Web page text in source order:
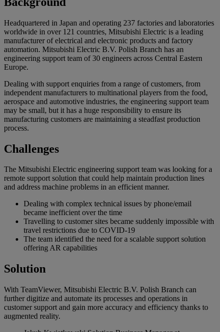
Headquartered in Japan and operating 237 factories and laboratories
worldwide in over 121 countries, Mitsubishi Electric is a leading
manufacturer of electrical and electronic products and factory
automation. Mitsubishi Electric B.V. Polish Branch has an
engineering support team of 30 engineers across Central Eastern
Europe.
Dealing with support enquiries from a range of customers, from
independent manufacturers to multinational players from the food,
aerospace and automotive industries, the engineering support team
may be small, but it has a huge responsibility to ensure its
manufacturing customers are maintaining a steadfast production
process.
Challenges
The Mitsubishi Electric engineering support team was looking for a
remote support solution that could help maintain production lines
and address machine problems in an efficient manner.
Dealing with complex technical issues by phone/email
became inefficient over the time
Travelling to customer sites became suddenly impossible with
travel restrictions due to COVID-19
The team identified the need for a scalable support solution
offering AR capabilities
Solution
With TeamViewer, Mitsubishi Electric B.V. Polish Branch can
further digitize and automate its processes and operations in
customer support and gain more accuracy and efficiency thanks to
augmented reality.